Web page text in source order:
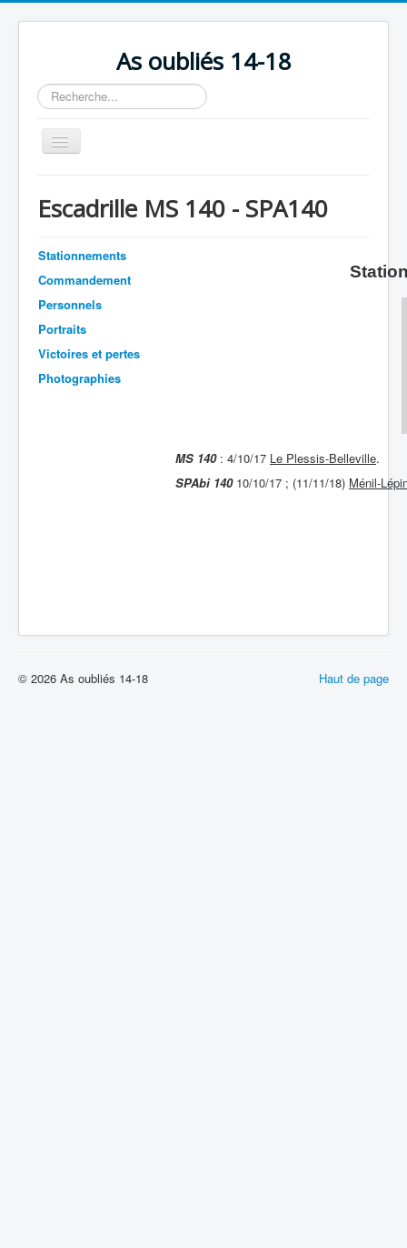
As oubliés 14-18
Rechercher
Basculer
la
Chronologie
Escadrilles
Organisation
Avions
Formation
Escadrille MS 140 - SPA140
Stationnements
Commandement
Personnels
Portraits
Victoires et pertes
Photographies
MS 140: 4/10/17 Le Plessis-Belleville.
SPAbi 14010/10/17 ; (11/11/18) Ménil-
Haut de page
© 2026 As oubliés 14-18